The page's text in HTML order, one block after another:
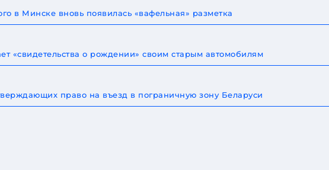
в Минске вновь появилась «вафельная» разметка
«свидетельства о рождении» своим старым автомобилям
право на въезд в пограничную зону Беларуси